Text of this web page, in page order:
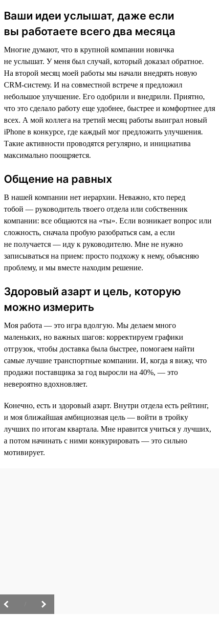
Ваши идеи услышат, даже если
вы работаете всего два месяца
Многие думают, что в крупной компании новичка
не услышат. У меня был случай, который доказал обратное.
На второй месяц моей работы мы начали внедрять новую
CRM-систему. И на совместной встрече я предложил
небольшое улучшение. Его одобрили и внедрили. Приятно,
что это сделало работу еще удобнее, быстрее и комфортнее для
всех. А мой коллега на третий месяц работы выиграл новый
iPhone в конкурсе, где каждый мог предложить улучшения.
Такие активности проводятся регулярно, и инициатива
максимально поощряется.
Общение на равных
В нашей компании нет иерархии. Неважно, кто перед
тобой — руководитель твоего отдела или собственник
компании: все общаются на «ты». Если возникает вопрос или
сложность, сначала пробую разобраться сам, а если
не получается — иду к руководителю. Мне не нужно
записываться на прием: просто подхожу к нему, объясняю
проблему, и мы вместе находим решение.
Здоровый азарт и цель, которую
можно измерить
Моя работа — это игра вдолгую. Мы делаем много
маленьких, но важных шагов: корректируем графики
отгрузок, чтобы доставка была быстрее, помогаем найти
самые лучшие транспортные компании. И, когда я вижу, что
продажи поставщика за год выросли на 40%, — это
невероятно вдохновляет.
Конечно, есть и здоровый азарт. Внутри отдела есть рейтинг,
и моя ближайшая амбициозная цель — войти в тройку
лучших по итогам квартала. Мне нравится учиться у лучших,
а потом начинать с ними конкурировать — это сильно
мотивирует.